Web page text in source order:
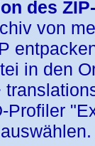
des
von
in den
Profiler